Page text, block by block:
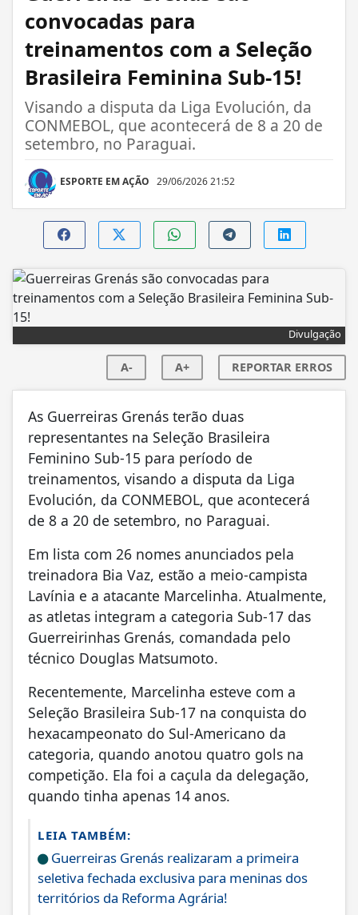
convocadas para
treinamentos com a Seleção
Brasileira Feminina Sub-15!
Visando a disputa da Liga Evolución, da
CONMEBOL, que acontecerá de 8 a 20 de
setembro, no Paraguai.
ESPORTE EM AÇÃO 29/06/2026 21:52
Divulgação
A- A+ REPORTAR ERROS
As Guerreiras Grenás terão duas
representantes na Seleção Brasileira
Feminino Sub-15 para período de
treinamentos, visando a disputa da Liga
Evolución, da CONMEBOL, que acontecerá
de 8 a 20 de setembro, no Paraguai.
Em lista com 26 nomes anunciados pela
treinadora Bia Vaz, estão a meio-campista
Lavínia e a atacante Marcelinha. Atualmente,
as atletas integram a categoria Sub-17 das
Guerreirinhas Grenás, comandada pelo
técnico Douglas Matsumoto.
Recentemente, Marcelinha esteve com a
Seleção Brasileira Sub-17 na conquista do
hexacampeonato do Sul-Americano da
categoria, quando anotou quatro gols na
competição. Ela foi a caçula da delegação,
quando tinha apenas 14 anos.
LEIA TAMBÉM:
Guerreiras Grenás realizaram a primeira
seletiva fechada exclusiva para meninas dos
territórios da Reforma Agrária!